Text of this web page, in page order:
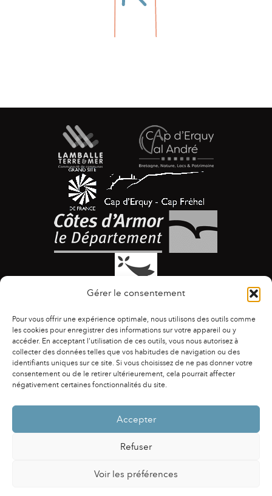
Gérer le consentement
Pour vous offrir une expérience optimale, nous utilisons des outils comme
les cookies pour enregistrer des informations sur votre appareil ou y
accéder. En acceptant l'utilisation de ces outils, vous nous autorisez à
collecter des données telles que vos habitudes de navigation ou des
identifiants uniques sur ce site. Si vous choisissez de ne pas donner votre
consentement ou de le retirer ultérieurement, cela pourrait affecter
négativement certaines fonctionnalités du site.
Accepter
Refuser
Voir les préférences
ACCESSIBILITÉ | AGENDA | ASSOCIATIONS
|
CONTACTS
PUBLICATIONS ESPACE PRESSE